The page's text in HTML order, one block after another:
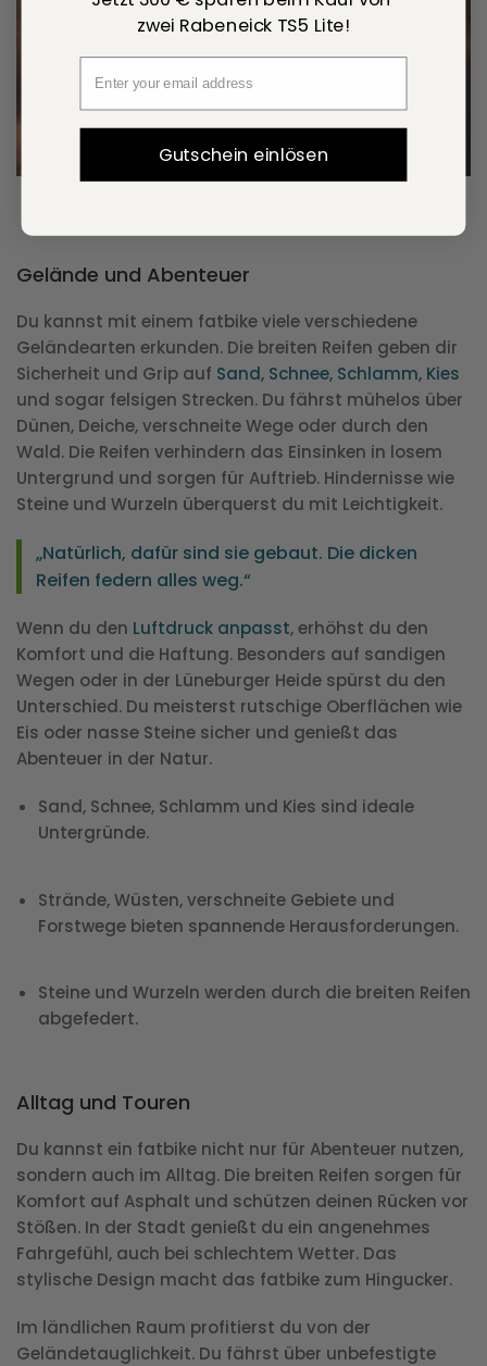
Gelände und Abenteuer
Du kannst mit einem fatbike viele verschiedene
Geländearten erkunden. Die breiten Reifen geben dir
Sicherheit und Grip auf Sand, Schnee, Schlamm, Kies
und sogar felsigen Strecken. Du fährst mühelos über
Dünen, Deiche, verschneite Wege oder durch den
Wald. Die Reifen verhindern das Einsinken in losem
Untergrund und sorgen für Auftrieb. Hindernisse wie
Steine und Wurzeln überquerst du mit Leichtigkeit.
„Natürlich, dafür sind sie gebaut. Die dicken
Reifen federn alles weg.“
Wenn du den Luftdruck anpasst, erhöhst du den
Komfort und die Haftung. Besonders auf sandigen
Wegen oder in der Lüneburger Heide spürst du den
Unterschied. Du meisterst rutschige Oberflächen wie
Eis oder nasse Steine sicher und genießt das
Abenteuer in der Natur.
Sand, Schnee, Schlamm und Kies sind ideale
Untergründe.
Strände, Wüsten, verschneite Gebiete und
Forstwege bieten spannende Herausforderungen.
Steine und Wurzeln werden durch die breiten Reifen
abgefedert.
Alltag und Touren
Du kannst ein fatbike nicht nur für Abenteuer nutzen,
sondern auch im Alltag. Die breiten Reifen sorgen für
Komfort auf Asphalt und schützen deinen Rücken vor
Stößen. In der Stadt genießt du ein angenehmes
Fahrgefühl, auch bei schlechtem Wetter. Das
stylische Design macht das fatbike zum Hingucker.
Im ländlichen Raum profitierst du von der
Geländetauglichkeit. Du fährst über unbefestigte
zwei Rabeneick TS5 Lite!
Gutschein einlösen